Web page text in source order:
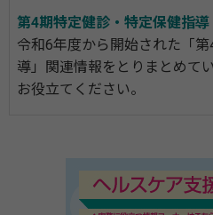
第4期特定健診・特定保健指導
令和6年度から開始された「
導」関連情報をとりまとめて
お役立てください。